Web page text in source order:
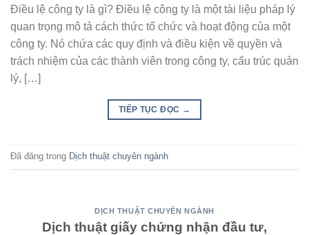
Điều lệ công ty là gì? Điều lệ công ty là một tài liệu pháp lý
quan trọng mô tả cách thức tổ chức và hoạt động của một
công ty. Nó chứa các quy định và điều kiện về quyền và
trách nhiệm của các thành viên trong công ty, cấu trúc quản
lý, […]
TIẾP TỤC ĐỌC →
Đã đăng trong Dịch thuật chuyên ngành
DỊCH THUẬT CHUYÊN NGÀNH
Dịch thuật giấy chứng nhận đầu tư,